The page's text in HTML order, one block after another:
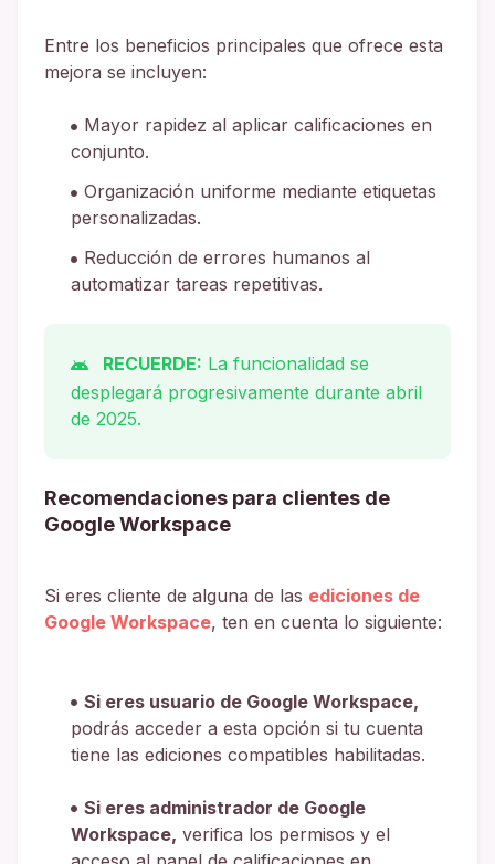
Entre los beneficios principales que ofrece esta
mejora se incluyen:
Mayor rapidez al aplicar calificaciones en
conjunto.
Organización uniforme mediante etiquetas
personalizadas.
Reducción de errores humanos al
automatizar tareas repetitivas.
RECUERDE: La funcionalidad se
desplegará progresivamente durante abril
de 2025.
Recomendaciones para clientes de
Google Workspace
Si eres cliente de alguna de las ediciones de
Google Workspace, ten en cuenta lo siguiente:
Si eres usuario de Google Workspace,
podrás acceder a esta opción si tu cuenta
tiene las ediciones compatibles habilitadas.
Si eres administrador de Google
Workspace, verifica los permisos y el